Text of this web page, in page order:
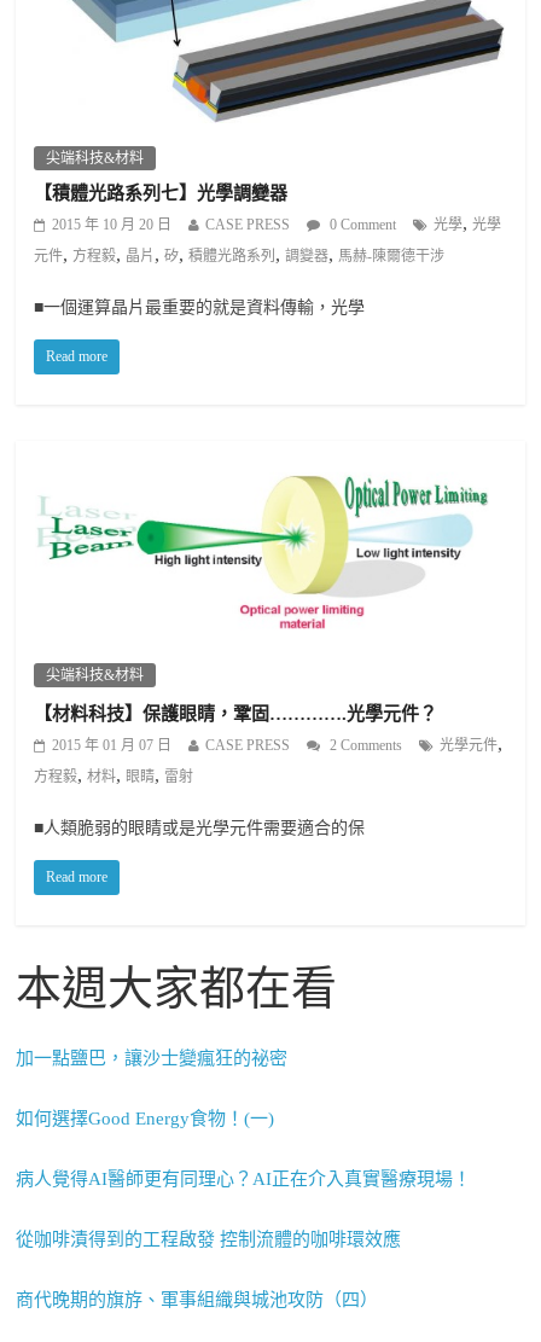
尖端科技&材料
【積體光路系列七】光學調變器
2015 年 10 月 20 日 CASE PRESS 0 Comment 光學,光學
元件, 方程毅, 晶片 ,矽,積體光路系列 ,調變器, 馬赫-陳爾德干涉
■一個運算晶片最重要的就是資料傳輸，光學
Read more
尖端科技&材料
【材料科技】保護眼睛，鞏固………….光學元件？
2015 年 01 月 07 日 CASE PRESS 2 Comments 光學元件,
方程毅,材料, 眼睛, 雷射
■人類脆弱的眼睛或是光學元件需要適合的保
Read more
本週大家都在看
加一點鹽巴，讓沙士變瘋狂的祕密
如何選擇Good Energy食物！(一)
病人覺得AI醫師更有同理心？AI正在介入真實醫療現場！
從咖啡漬得到的工程啟發 控制流體的咖啡環效應
商代晚期的旗斿、軍事組織與城池攻防（四）